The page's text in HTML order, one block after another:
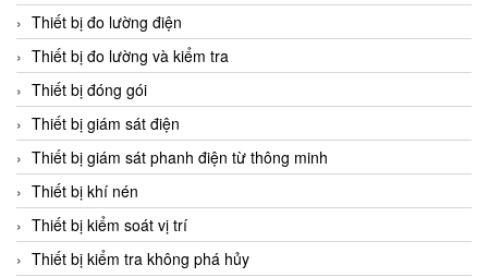
Chino
Chiyoda Seiki
Chiyoda-Tsusho
Chongqing Huaneng
Chromalox
ChuanYi
CIC
Clage
Thiết bị đo lường điện
Thiết bị đo lường và kiểm tra
Thiết bị đóng gói
Thiết bị giám sát điện
Thiết bị giám sát phanh điện từ thông minh
Thiết bị khí nén
Thiết bị kiểm soát vị trí
Thiết bị kiểm tra không phá hủy